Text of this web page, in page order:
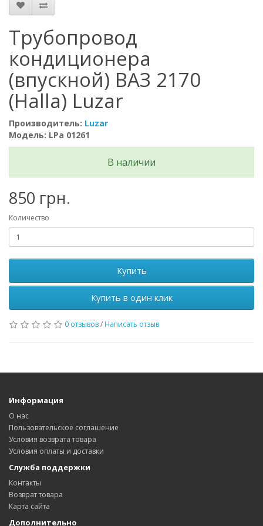
Трубопровод
кондиционера
(впускной) ВАЗ 2170
(Halla) Luzar
Производитель: Luzar
Модель: LPa 01261
В наличии
850 грн.
Количество
Купить
Купить в один клик
0 отзывов/ Написать отзыв
Информация
О нас
Пользовательское соглашение
Условия возврата товара
Условия оплаты и доставки
Служба поддержки
Контакты
Возврат товара
Карта сайта
Дополнительно